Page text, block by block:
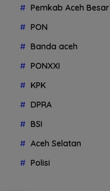
Pemkab Aceh Besar
PON
Banda aceh
PONXXI
KPK
DPRA
BSI
Aceh Selatan
Polisi